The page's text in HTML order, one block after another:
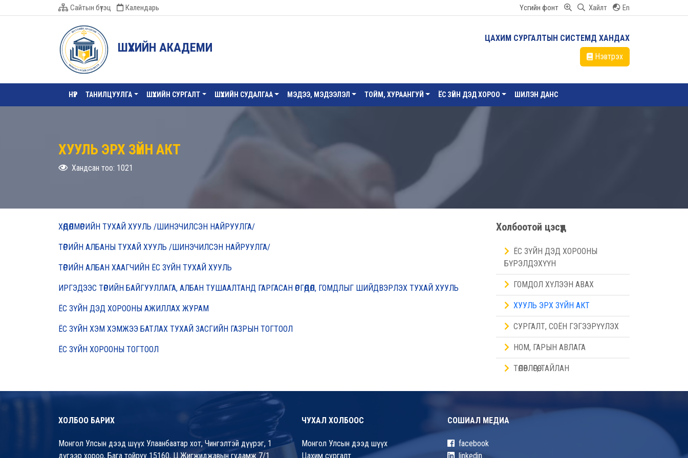
Сайтын бүтэц Календарь Үсгийн фонт Хайлт En
ШҮҮХИЙН АКАДЕМИ
ЦАХИМ СУРГАЛТЫН СИСТЕМД ХАНДАХ
Нэвтрэх
НҮҮР ТАНИЛЦУУЛГА ШҮҮХИЙН СУРГАЛТ ШҮҮХИЙН СУДАЛГАА МЭДЭЭ, МЭДЭЭЛЭЛ ТОЙМ, ХУРААНГУЙ ЁС ЗҮЙН ДЭД ХОРОО ШИЛЭН ДАНС
ХУУЛЬ ЭРХ ЗҮЙН АКТ
Хандсан тоо: 1021
ХӨДӨЛМӨРИЙН ТУХАЙ ХУУЛЬ /ШИНЭЧИЛСЭН НАЙРУУЛГА/
ТӨРИЙН АЛБАНЫ ТУХАЙ ХУУЛЬ /ШИНЭЧИЛСЭН НАЙРУУЛГА/
ТӨРИЙН АЛБАН ХААГЧИЙН ЁС ЗҮЙН ТУХАЙ ХУУЛЬ
ИРГЭДЭЭС ТӨРИЙН БАЙГУУЛЛАГА, АЛБАН ТУШААЛТАНД ГАРГАСАН ӨРГӨДӨЛ, ГОМДЛЫГ ШИЙДВЭРЛЭХ ТУХАЙ ХУУЛЬ
ЁС ЗҮЙН ДЭД ХОРООНЫ АЖИЛЛАХ ЖУРАМ
ЁС ЗҮЙН ХЭМ ХЭМЖЭЭ БАТЛАХ ТУХАЙ ЗАСГИЙН ГАЗРЫН ТОГТООЛ
ЁС ЗҮЙН ХОРООНЫ ТОГТООЛ
Холбоотой цэсүүд
ЁС ЗҮЙН ДЭД ХОРООНЫ
БҮРЭЛДЭХҮҮН
ГОМДОЛ ХҮЛЭЭН АВАХ
ХУУЛЬ ЭРХ ЗҮЙН АКТ
СУРГАЛТ, СОЁН ГЭГЭЭРҮҮЛЭХ
НОМ, ГАРЫН АВЛАГА
ТӨЛӨВЛӨГӨӨ, ТАЙЛАН
ХОЛБОО БАРИХ
Монгол Улсын дээд шүүх Улаанбаатар хот, Чингэлтэй дүүрэг, 1
дүгээр хороо, Бага тойруу 15160, Ц.Жигжиджавын гудамж 7/1
ЧУХАЛ ХОЛБООС
Монгол Улсын дээд шүүх
Цахим сургалт
СОШИАЛ МЕДИА
facebook
linkedin